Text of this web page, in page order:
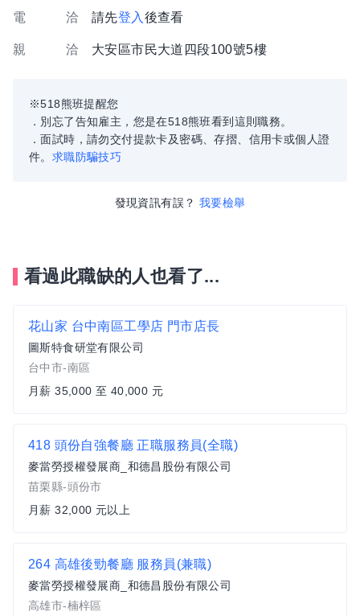
電 洽 請先登入 後查看
親 洽 大安區市民大道四段100號5樓
※518熊班提醒您
．別忘了告知雇主，您是在518熊班看到這則職務。
．面試時，請勿交付提款卡及密碼、存摺、信用卡或個人證
件。 求職防騙技巧
發現資訊有誤？ 我要檢舉
看過此職缺的人也看了...
花山家 台中南區工學店 門市店長
圖斯特食研堂有限公司
台中市-南區
月薪 35,000 至 40,000 元
418 頭份自強餐廳 正職服務員(全職)
麥當勞授權發展商_和德昌股份有限公司
苗栗縣-頭份市
月薪 32,000 元以上
264 高雄後勁餐廳 服務員(兼職)
麥當勞授權發展商_和德昌股份有限公司
高雄市-楠梓區